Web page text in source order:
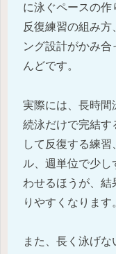
に泳ぐペースの作
反復練習の組み
ング設計がかみ合
んどです。
実際には、長時間
続泳だけで完結す
して反復する練
ル、週単位で少
わせるほうが、
りやすくなります
また、長く泳げな